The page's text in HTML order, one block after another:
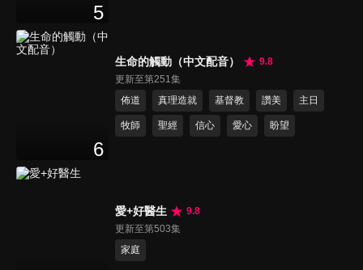
5
6
生命的觸動（中文配音）
9.8
更新至第251集
佈道
真理造就 基督教 讚美 主日
牧師 聖經 信心 愛心 盼望
愛+好醫生
9.8
更新至第503集
家庭